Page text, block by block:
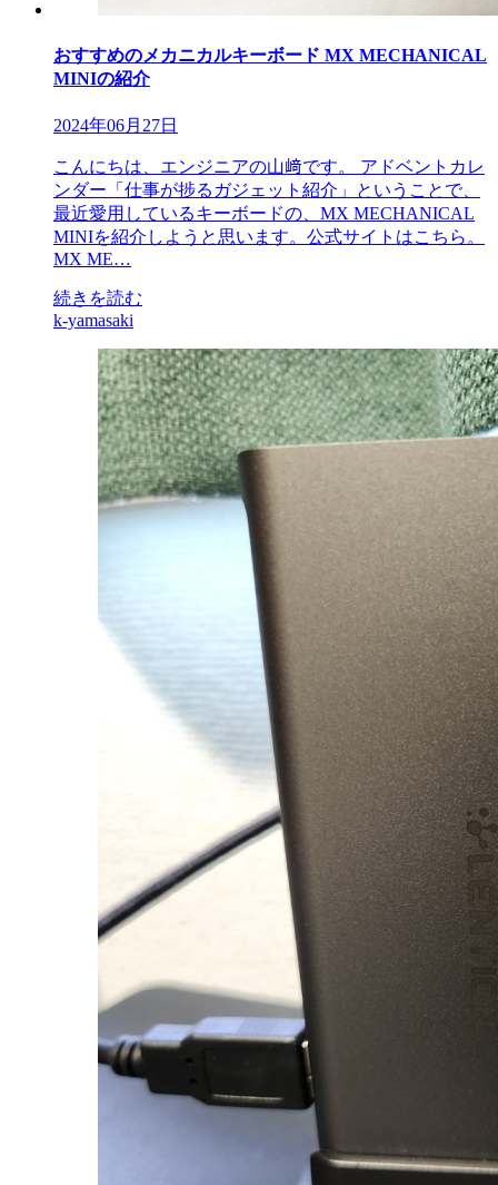
おすすめのメカニカルキーボード MX MECHANICAL
MINIの紹介
2024年06月27日
こんにちは、エンジニアの山﨑です。 アドベントカレ
ンダー「仕事が捗るガジェット紹介」ということで、
最近愛用しているキーボードの、MX MECHANICAL
MINIを紹介しようと思います。公式サイトはこちら。
MX ME…
続きを読む
k-yamasaki